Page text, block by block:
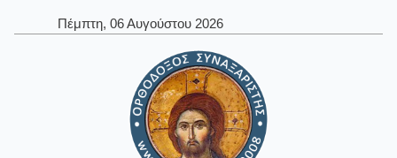
Πέμπτη, 06 Αυγούστου 2026